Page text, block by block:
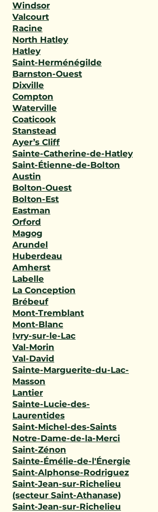
Windsor
Valcourt
Racine
North Hatley
Hatley
Saint-Herménégilde
Barnston-Ouest
Dixville
Compton
Waterville
Coaticook
Stanstead
Ayer’s Cliff
Sainte-Catherine-de-Hatley
Saint-Étienne-de-Bolton
Austin
Bolton-Ouest
Bolton-Est
Eastman
Orford
Magog
Arundel
Huberdeau
Amherst
Labelle
La Conception
Brébeuf
Mont-Tremblant
Mont-Blanc
Ivry-sur-le-Lac
Val-Morin
Val-David
Sainte-Marguerite-du-Lac-
Masson
Lantier
Sainte-Lucie-des-
Laurentides
Saint-Michel-des-Saints
Notre-Dame-de-la-Merci
Saint-Zénon
Sainte-Émélie-de-l'Énergie
Saint-Alphonse-Rodriguez
Saint-Jean-sur-Richelieu
(secteur Saint-Athanase)
Saint-Jean-sur-Richelieu